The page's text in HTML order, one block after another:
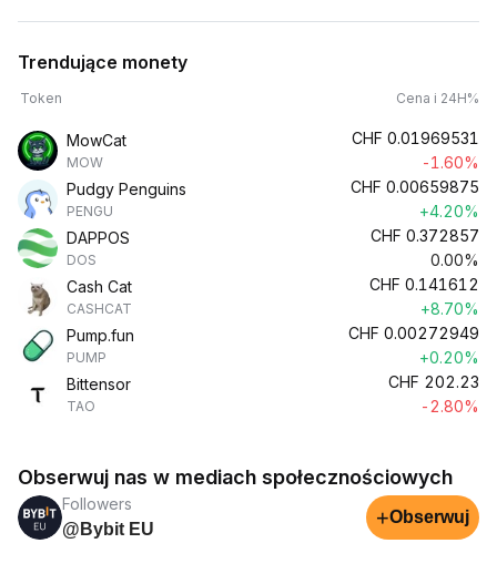
Trendujące monety
Token Cena i 24H%
MowCat
MOW
CHF 0.01969531
-1.60%
Pudgy Penguins
PENGU
CHF 0.00659875
+4.20%
DAPPOS
DOS
CHF 0.372857
0.00%
Cash Cat
CASHCAT
CHF 0.141612
+8.70%
Pump.fun
PUMP
CHF 0.00272949
+0.20%
Bittensor
TAO
CHF 202.23
-2.80%
Obserwuj nas w mediach społecznościowych
Followers
@Bybit EU
+Obserwuj